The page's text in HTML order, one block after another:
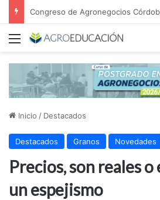
Menú
Inicio / Destacados
Destacados Granos Novedades
Precios, son reales
un espejismo